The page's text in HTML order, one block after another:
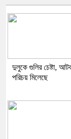
দুলুকে গুলির চেষ্টা,
পরিচয় মিলেছে